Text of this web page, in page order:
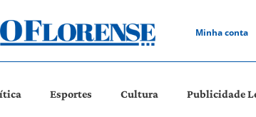
Minha conta
Esportes Cultura Publicidade